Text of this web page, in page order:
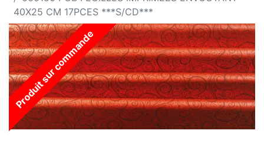
40X25 CM 17PCES ***S/CD***
Produit sur commande